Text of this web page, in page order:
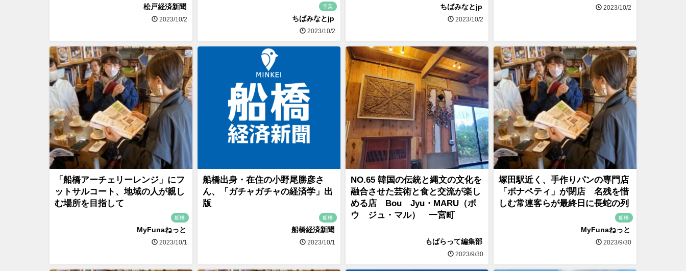
松戸経済新聞
2023/10/2
千葉
ちばみなとjp
2023/10/2
ちばみなとjp
2023/10/2
2023/10/2
「船橋アーチェリーレンジ」にフ
ットサルコート、地域の人が親し
む場所を目指して
船橋
MyFunaねっと
2023/10/1
船橋出身・在住の小野尾勝彦さ
ん、「ガチャガチャの経済学」出
版
船橋
船橋経済新聞
2023/10/1
NO.65 韓国の伝統と縄文の文化を
融合させた芸術と食と交流が楽し
める店 Bou Jyu・MARU（ボ
ウ ジュ・マル） 一宮町
もばらって編集部
2023/9/30
塚田駅近く、手作りパンの専門店
「ボナペティ」が閉店 名残を惜
しむ常連客らが最終日に長蛇の列
船橋
MyFunaねっと
2023/9/30